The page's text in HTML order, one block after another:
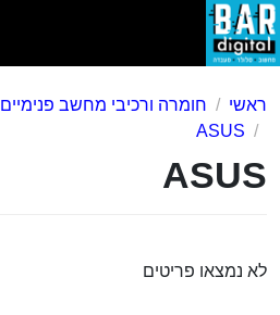
ראשי חומרה ורכיבי מחשב פנימיים
ASUS
ASUS
לא נמצאו פריטים